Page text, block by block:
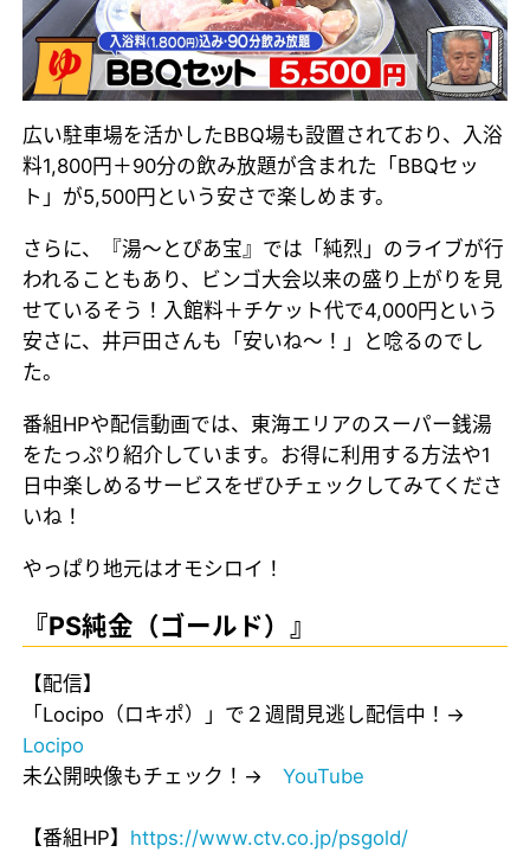
広い駐車場を活かしたBBQ場も設置されており、入浴
料1,800円＋90分の飲み放題が含まれた「BBQセッ
ト」が5,500円という安さで楽しめます。
さらに、『湯～とぴあ宝』では「純烈」のライブが行
われることもあり、ビンゴ大会以来の盛り上がりを見
せているそう！入館料＋チケット代で4,000円という
安さに、井戸田さんも「安いね～！」と唸るのでし
た。
番組HPや配信動画では、東海エリアのスーパー銭湯
をたっぷり紹介しています。お得に利用する方法や1
日中楽しめるサービスをぜひチェックしてみてくださ
いね！
やっぱり地元はオモシロイ！
『PS純金（ゴールド）』
【配信】
「Locipo（ロキポ）」で２週間見逃し配信中！→
Locipo
未公開映像もチェック！→YouTube
【番組HP】 https://www.ctv.co.jp/psgold/